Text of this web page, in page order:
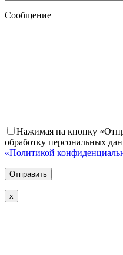
Сообщение
Нажимая на кнопку
обработку персональных
«Политикой
х